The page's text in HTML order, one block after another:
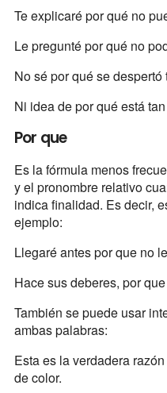
Te explicaré por qué no
Le pregunté por qué no
No sé por qué se despertó
Ni idea de por qué está
Por que
Es la fórmula menos
y el pronombre relativo
indica finalidad. Es decir,
ejemplo:
Llegaré antes por que no
Hace sus deberes, por
También se puede usar
ambas palabras:
Esta es la verdadera razón
de color.